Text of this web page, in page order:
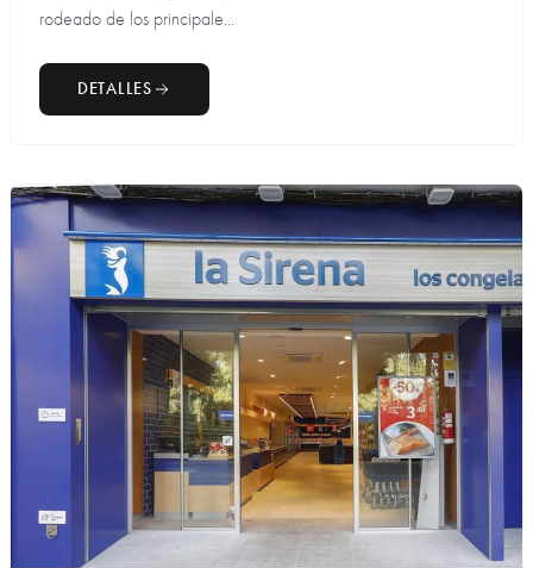
rodeado de los principale...
DETALLES